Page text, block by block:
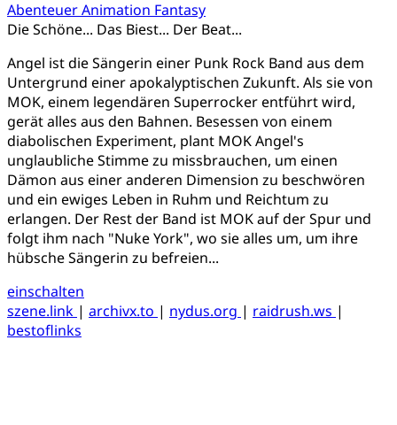
AbenteuerAnimation Fantasy
Die Schöne... Das Biest... Der Beat...
Angel ist die Sängerin einer Punk Rock Band aus dem
Untergrund einer apokalyptischen Zukunft. Als sie von
MOK, einem legendären Superrocker entführt wird,
gerät alles aus den Bahnen. Besessen von einem
diabolischen Experiment, plant MOK Angel's
unglaubliche Stimme zu missbrauchen, um einen
Dämon aus einer anderen Dimension zu beschwören
und ein ewiges Leben in Ruhm und Reichtum zu
erlangen. Der Rest der Band ist MOK auf der Spur und
folgt ihm nach "Nuke York", wo sie alles um, um ihre
hübsche Sängerin zu befreien...
einschalten
szene.link | archivx.to | nydus.org | raidrush.ws |
bestoflinks